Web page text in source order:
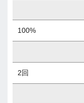
100%
2回